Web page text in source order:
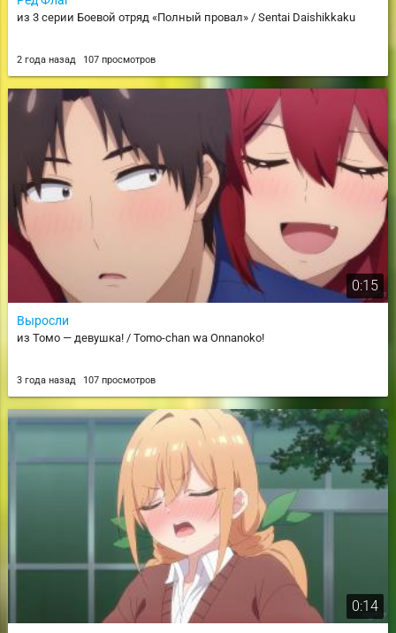
из 3 серии Боевой отряд «Полный провал» / Sentai Daishikkaku
2 года назад 107 просмотров
0:15
Выросли
из Томо — девушка! / Tomo-chan wa Onnanoko!
3 года назад 107 просмотров
0:14